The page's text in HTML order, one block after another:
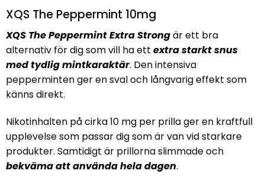
XQS The Peppermint 10mg
XQS The Peppermint Extra Strongär ett bra
alternativ för dig som vill ha ett extra starkt snus
med tydlig mintkaraktär. Den intensiva
pepperminten ger en sval och långvarig effekt som
känns direkt.
Nikotinhalten på cirka 10 mg per prilla ger en kraftfull
upplevelse som passar dig som är van vid starkare
produkter. Samtidigt är prillorna slimmade och
bekväma att använda hela dagen.